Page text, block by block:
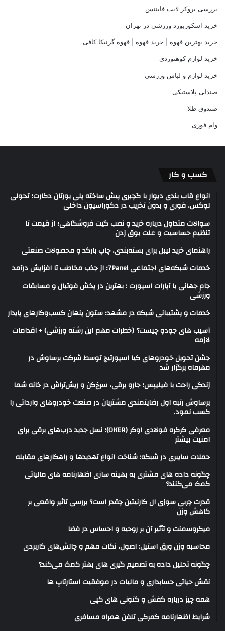
بررسی بروکر لایت فایننس
خرید اسکوربورد ورزشی در تهران
خرید بهترین قهوه | خرید قهوه | قهوه گرنیکا کافی
خرید لوازم کوهنوردی
خرید لوازم و لباس ورزشی
صندلی پلاستیکی
صندوق طلا
وام فوری
کسب و کار
انواع قاب بندی دیوار با گچبری پیش ساخته پلی یورتان دکارت؛ تحولی
لوکس، فوری و بدون تخریب در دکوراسیون داخلی
سوالات متداول درباره خرید و نصب گیت فروشگاهی؛ از قیمت تا
تنظیم حساسیت و علت بوق زدن
راهنمای خرید لیبل برای بسته‌بندی، چاپ بارکد و محصولات صنعتی
خدمات شبکه‌های اجتماعی 7Panel؛ از جذب مخاطب تا افزایش درآمد
جام جهانی با آپارات اسپورت : بهترین در پخش فوتبال و مسابقات
ورزشی
خدمات و پشتیبانی شبکه در مشهد؛ ستون پنهان کسب‌وکارهای پایدار
آسیب های جودو چیست؟ (خطرات مهم این رشته ورزشی) + اقدامات
لازمه
جشن تحویل خودروهای کیا اسپورتیج توسط شرکت برساوش در
مهرماه برگزار شد
زندگی راحت با فیلیپس؛ جارو برقی، سرخ‌کن و ریش‌تراش در خانه شما
برساوش رتبه اول رضایتمندی مشتریان در صنعت خودروهای وارداتی را
کسب نمود.
معرفی کرکره فولادی اوکر (OKER)؛ نسل جدید درب‌های برقی برای
امنیت بیشتر
حملات سایبری در شبکه: شناخت انواع تهدیدها و راهکارهای مقابله
چگونه داده های مشتری به بهینه سازی اظهارنامه های مالیاتی
کمک می‌کنند؟
قدرت چربی سوزی ال کارنیتین چقدر است؟ بررسی تاثیر واقعی بر
کاهش وزن
میکروسمنت و تأثیر آن بر روحیه و احساس در فضا
محاسبه وزن ورق استیل: اصول، نکات مهم و چالش‌های کاربردی
چگونه تحلیل داده به تصمیم گیری های بهتر کمک می‌کند؟
نقش حیاتی حسابداری و مالیات در موفقیت استارتاپ ها
همه چیز درباره کفش و کتونی های کپی
شرایط اظهارنامه گمرکی تلفن همراه مسافری